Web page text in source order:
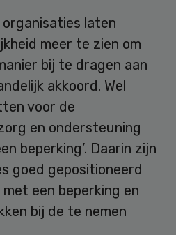
organisaties laten
meer te zien om
bij te dragen aan
akkoord. Wel
voor de
en ondersteuning
beperking’. Daarin zijn
goed gepositioneerd
een beperking en
bij de te nemen